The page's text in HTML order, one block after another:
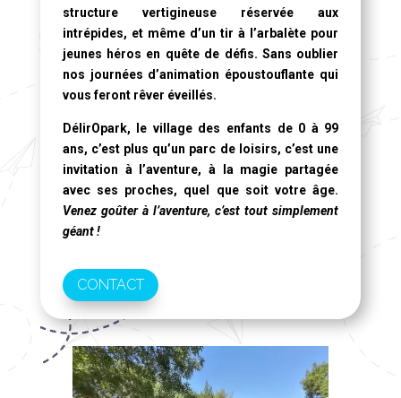
structure vertigineuse réservée aux
intrépides, et même d’un tir à l’arbalète pour
jeunes héros en quête de défis. Sans oublier
nos journées d’animation époustouflante qui
vous feront rêver éveillés.
DélirOpark, le village des enfants de 0 à 99
ans, c’est plus qu’un parc de loisirs, c’est une
invitation à l’aventure, à la magie partagée
avec ses proches, quel que soit votre âge.
Venez goûter à l’aventure, c’est tout simplement
géant !
CONTACT